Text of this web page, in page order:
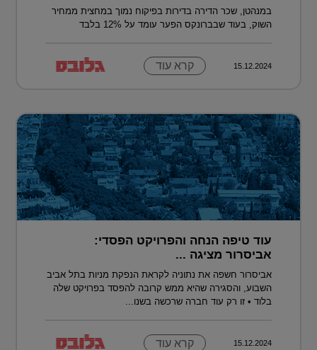
במנהטן, שכר הדירה בדירות בפיקוח נמוך במחצית ממחיר
השוק, בעוד שבברונקס הפער עומד על 12% בלבד
15.12.2024 קרא עוד
עוד טיפה הנחה והפרויקט הפסדי:
אביסרור מציגה ...
אביסרור חשפה את נתוניה לקראת הנפקת מניות בתל אביב
השבוע, והסגירה שהיא ממש קרובה להפסד בפרויקט שלה
בלוד • זו רק עוד חברה שרכשה בשנו...
15.12.2024 קרא עוד